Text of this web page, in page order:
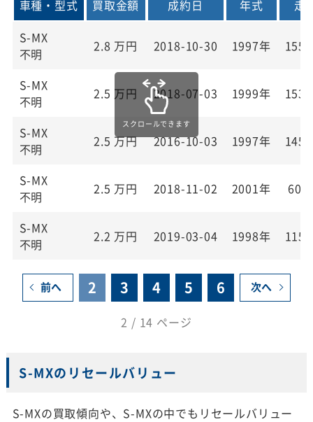
車種・型式 買取金額 成約日 年式
走
S-MX
不明
2.8 万円 2018-10-30 1997年
S-MX
不明
2.5 万円 2018-07-03 1999年
S-MX
不明
2.5 万円 2016-10-03 1997年
S-MX
不明
2.5 万円 2018-11-02 2001年
S-MX
不明
2.2 万円 2019-03-04 1998年
前へ 2 3 4 5 6 次へ
2 / 14 ページ
S-MXのリセールバリュー
S-MXの買取傾向や、S-MXの中でもリセールバリュー